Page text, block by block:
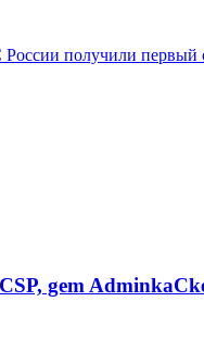
получили первый
gem